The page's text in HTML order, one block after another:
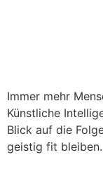
Immer mehr
Künstliche
Blick auf die
geistig fit bleiben.